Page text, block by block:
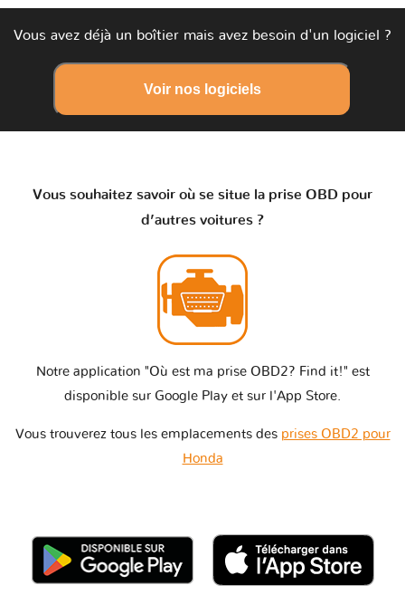
Vous avez déjà un boîtier mais avez besoin d'un logiciel ?
Voir nos logiciels
Vous souhaitez savoir où se situe la prise OBD pour
d’autres voitures ?
Notre application "Où est ma prise OBD2? Find it!" est
disponible sur Google Play et sur l'App Store.
Vous trouverez tous les emplacements des prises OBD2 pour
Honda